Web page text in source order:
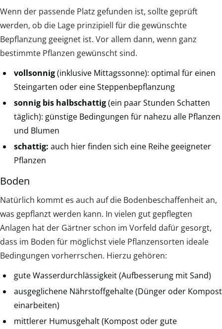
Wenn der passende Platz gefunden ist, sollte geprüft
werden, ob die Lage prinzipiell für die gewünschte
Bepflanzung geeignet ist. Vor allem dann, wenn ganz
bestimmte Pflanzen gewünscht sind.
vollsonnig(inklusive Mittagssonne): optimal für einen
Steingarten oder eine Steppenbepflanzung
sonnig bis halbschattig(ein paar Stunden Schatten
täglich): günstige Bedingungen für nahezu alle Pflanzen
und Blumen
schattig: auch hier finden sich eine Reihe geeigneter
Pflanzen
Boden
Natürlich kommt es auch auf die Bodenbeschaffenheit an,
was gepflanzt werden kann. In vielen gut gepflegten
Anlagen hat der Gärtner schon im Vorfeld dafür gesorgt,
dass im Boden für möglichst viele Pflanzensorten ideale
Bedingungen vorherrschen. Hierzu gehören:
gute Wasserdurchlässigkeit (Aufbesserung mit Sand)
ausgeglichene Nährstoffgehalte (Dünger oder Kompost
einarbeiten)
mittlerer Humusgehalt (Kompost oder gute